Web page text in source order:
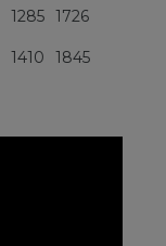
1285 1726
1410 1845